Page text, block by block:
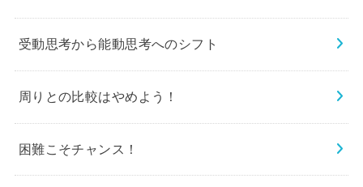
受動思考から能動思考へのシフト
周りとの比較はやめよう！
困難こそチャンス！